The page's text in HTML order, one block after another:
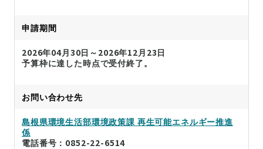
申請期間
2026年04月30日～2026年12月23日
予算枠に達した時点で受付終了。
お問い合わせ先
島根県環境生活部環境政策課 再生可能エネルギー推進
係
電話番号：0852-22-6514